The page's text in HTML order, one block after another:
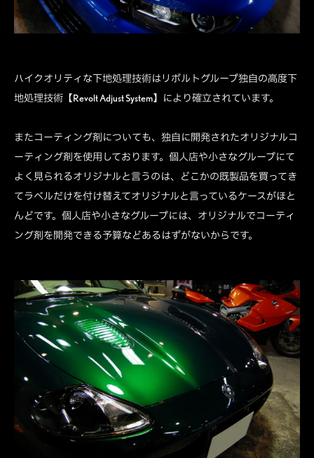
ハイクオリティな下地処理技術はリボルトグループ独自の高度下
地処理技術【Revolt Adjust System】により確立されています。
またコーティング剤についても、独自に開発されたオリジナルコ
ーティング剤を使用しております。個人店や小さなグループにて
よく見られるオリジナルと言うのは、どこかの既製品を買ってき
てラベルだけを付け替えてオリジナルと言っているケースがほと
んどです。個人店や小さなグループには、オリジナルでコーティ
ング剤を開発できる予算などあるはずがないからです。